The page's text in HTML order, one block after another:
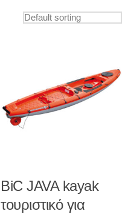
BiC JAVA kayak
τουριστικό για